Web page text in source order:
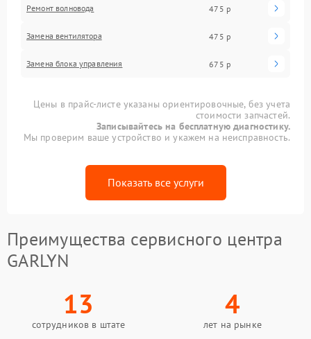
Ремонт волновода 475 р
Замена вентилятора 475 р
Замена блока управления 675 р
Цены в прайс-листе указаны ориентировочные, без учета
стоимости запчастей.
Записывайтесь на бесплатную диагностику.
Мы проверим ваше устройство и укажем на неисправность.
Показать все услуги
Преимущества сервисного центра
GARLYN
13
сотрудников в штате
4
лет на рынке